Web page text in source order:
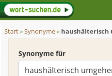
Start»Synonyme» haushälterisch
Synonyme für